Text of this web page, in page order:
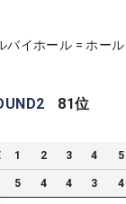
バイホール = ホー
2 81位
1 2 3 4 5
5 4 4 3 4